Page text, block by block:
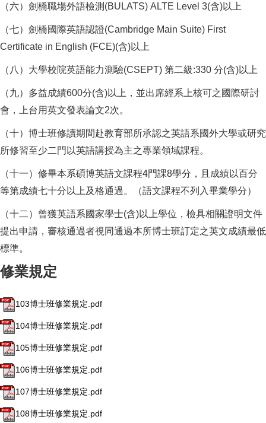
（六）劍橋職場外語檢測(BULATS) ALTE Level 3(含)以上
（七）劍橋國際英語認證(Cambridge Main Suite) First
Certificate in English (FCE)(含)以上
（八）大學校院英語能力測驗(CSEPT) 第二級:330 分(含)以上
（九）多益成績600分(含)以上，並出席經系上核可之國際研討
會，上台用英文發表論文2次。
（十）博士班修讀期間赴教育部所承認之英語系國外大學或研究
所修習至少二門以英語講授為主之專業領域課程。
（十一）修畢本系碩博英語文課程4門課8學分，且成績以百分
等第成績七十分以上及格通過。（語文課程不列入畢業學分）
（十二）曾獲英語系國家學士(含)以上學位，檢具相關證明文件
提出申請，審核通過者視同通過本所博士班訂定之英文成績最低
標準。
修業規定
103博士班修業規定.pdf
104博士班修業規定.pdf
105博士班修業規定.pdf
106博士班修業規定.pdf
107博士班修業規定.pdf
108博士班修業規定.pdf